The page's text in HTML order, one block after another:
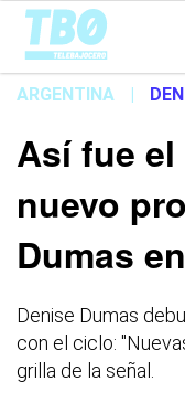
Cargando...
ARGENTINA |
Así fue
nuevo
Dumas
Denise Dumas
con el ciclo:
grilla de la señal.